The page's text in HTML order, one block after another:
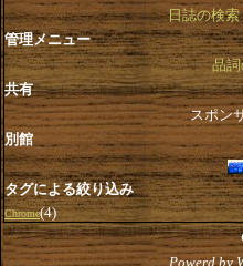
日誌の検索
管理メニュー
品
共有
スポン
別館
タグによる絞り込み
Chrome(4)
Powerd by